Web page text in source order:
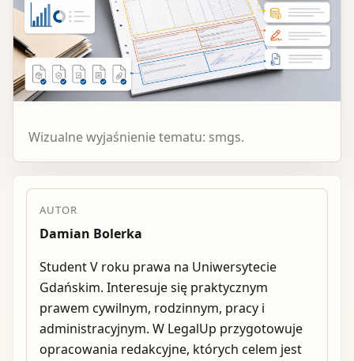
Wizualne wyjaśnienie tematu: smgs.
AUTOR
Damian Bolerka
Student V roku prawa na Uniwersytecie
Gdańskim. Interesuje się praktycznym
prawem cywilnym, rodzinnym, pracy i
administracyjnym. W LegalUp przygotowuje
opracowania redakcyjne, których celem jest